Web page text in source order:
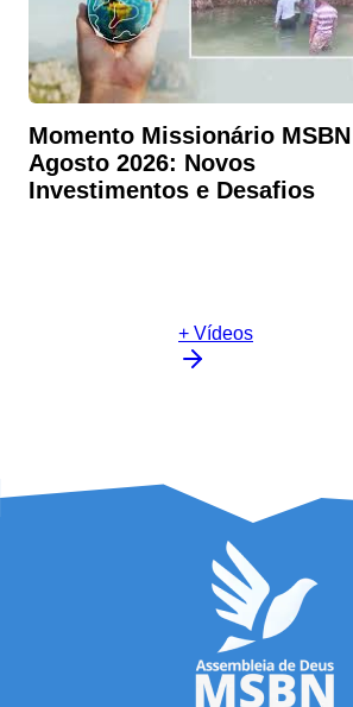
Momento Missionário MSBN |
Agosto 2026: Novos
Investimentos e Desafios
+ Vídeos